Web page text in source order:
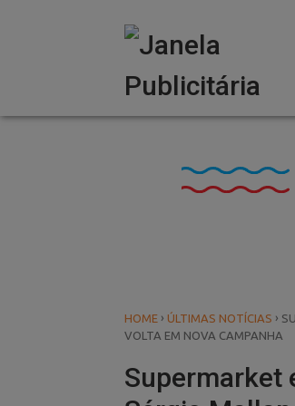
HOME › ÚLTIMAS NOTÍCIAS ›
VOLTA EM NOVA CAMPANHA
Supermarket